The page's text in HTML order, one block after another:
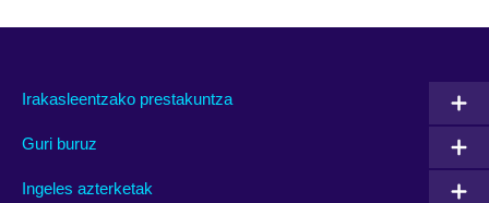
Irakasleentzako prestakuntza
Guri buruz
Ingeles azterketak